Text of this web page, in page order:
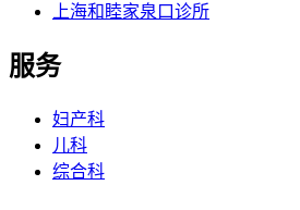
上海和睦家泉口诊所
服务
妇产科
儿科
综合科